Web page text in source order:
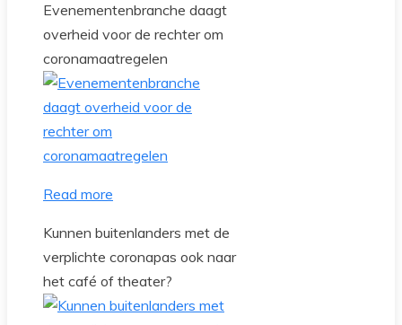
Evenementenbranche daagt
overheid voor de rechter om
coronamaatregelen
Read more
Kunnen buitenlanders met de
verplichte coronapas ook naar
het café of theater?